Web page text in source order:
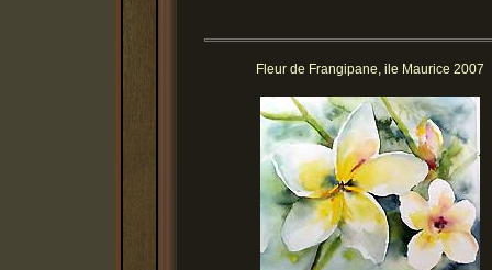
Fleur de Frangipane, ile Maurice 2007